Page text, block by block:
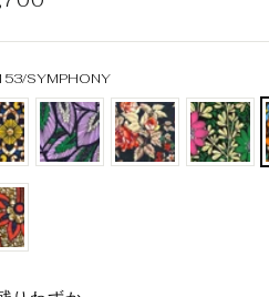
SYMPHONY